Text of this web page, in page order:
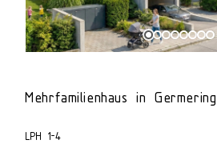
Mehrfamilienhaus in Germering
LPH 1-4